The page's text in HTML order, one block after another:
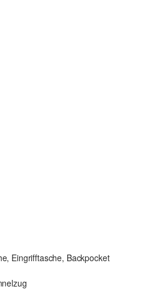
Eingrifftasche, Backpocket